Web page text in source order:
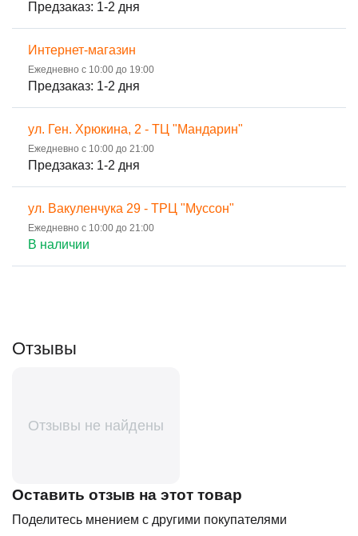
Предзаказ: 1-2 дня
Интернет-магазин
Ежедневно с 10:00 до 19:00
Предзаказ: 1-2 дня
ул. Ген. Хрюкина, 2 - ТЦ "Мандарин"
Ежедневно с 10:00 до 21:00
Предзаказ: 1-2 дня
ул. Вакуленчука 29 - ТРЦ "Муссон"
Ежедневно с 10:00 до 21:00
В наличии
Отзывы
Отзывы не найдены
Оставить отзыв на этот товар
Поделитесь мнением с другими покупателями